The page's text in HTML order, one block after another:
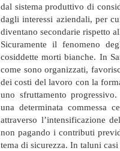
dal sistema produttivo di
dagli interessi aziendali, per
diventano secondarie rispetto
Sicuramente il fenomeno
cosiddette morti bianche. In
come sono organizzati,
dei costi del lavoro con la
uno sfruttamento
una determinata commessa
attraverso l’intensificazione
non pagando i contributi
tema di sicurezza. In taluni